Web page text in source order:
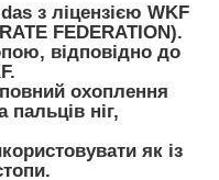
з ліцензією WKF
FEDERATION).
відповідно до
.
охоплення
пальців ніг,
як із